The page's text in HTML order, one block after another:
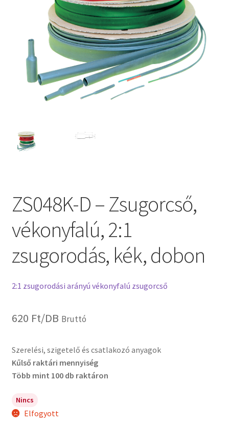
ZS048K-D – Zsugorcső,
vékonyfalú, 2:1
zsugorodás, kék, dobon
2:1 zsugorodási arányú vékonyfalú zsugorcső
620 Ft/DB Bruttó
Szerelési, szigetelő és csatlakozó anyagok
Kűlső raktári mennyiség
Több mint 100 db raktáron
Nincs
Elfogyott